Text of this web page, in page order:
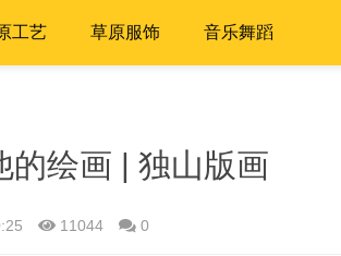
工艺 草原服饰 音乐舞蹈
绘画 | 独山版画
11044 0